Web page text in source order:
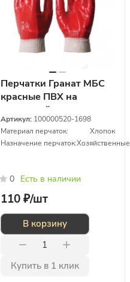
Перчатки Гранат МБС
красные ПВХ на
хлопковой основе
Артикул: 100000520-1698
Материал перчаток:
Хлопок
Назначение перчаток:Хозяйственные
0 Есть в наличии
110 ₽/шт
В корзину
Купить в 1 клик